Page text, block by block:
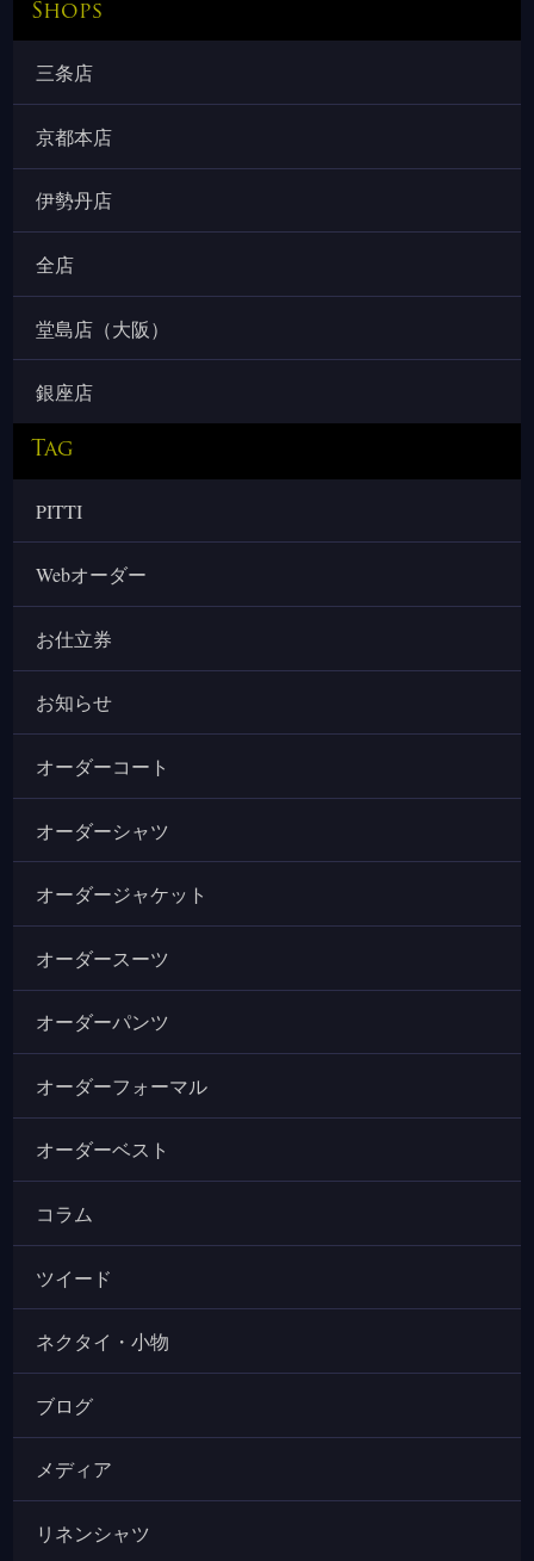
Shops
三条店
京都本店
伊勢丹店
全店
堂島店（大阪）
銀座店
Tag
PITTI
Webオーダー
お仕立券
お知らせ
オーダーコート
オーダーシャツ
オーダージャケット
オーダースーツ
オーダーパンツ
オーダーフォーマル
オーダーベスト
コラム
ツイード
ネクタイ・小物
ブログ
メディア
リネンシャツ